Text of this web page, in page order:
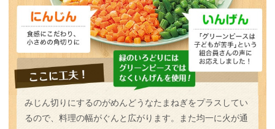
みじん切りにするのがめんどうなたまねぎをプラスしてい
るので、料理の幅がぐんと広がります。また均一に火が通